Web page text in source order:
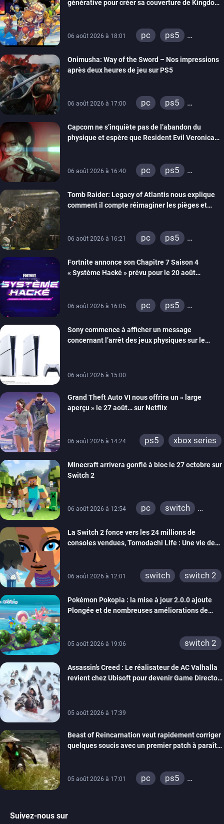
générative pour créer sa couverture de Kingdom
06 août 2026 à 18:01 pc
ps5
switch 2
Onimusha: Way of the Sword – Nos impressions
après deux heures de jeu sur PS5
06 août 2026 à 17:00 pc
ps5
switch 2
Capcom ne s’inquiète pas de l’abandon du
physique et espère que Resident Evil Veronica
06 août 2026 à 16:40 pc
ps5
switch 2
Tomb Raider: Legacy of Atlantis nous explique
comment il compte réimaginer les pièges et
06 août 2026 à 16:21 pc
ps5
switch 2
Fortnite annonce son Chapitre 7 Saison 4
« Système Hacké » prévu pour le 20 août
06 août 2026 à 16:05 pc
ps5
switch
ios
android
ps4
Sony commence à afficher un message
concernant l’arrêt des jeux physiques sur le
06 août 2026 à 15:00
Grand Theft Auto VI nous offrira un « large
aperçu » le 27 août… sur Netflix
06 août 2026 à 14:24 ps5 xbox series
Minecraft arrivera gonflé à bloc le 27 octobre sur
Switch 2
06 août 2026 à 12:54 pc
switch
xbox one
wiiu
3ds
ps3
switch 2
La Switch 2 fonce vers les 24 millions de
consoles vendues, Tomodachi Life : Une vie de
06 août 2026 à 12:01 switch switch 2
Pokémon Pokopia : la mise à jour 2.0.0 ajoute
Plongée et de nombreuses améliorations de
05 août 2026 à 19:06 switch 2
Assassin’s Creed : Le réalisateur de AC Valhalla
revient chez Ubisoft pour devenir Game Director
05 août 2026 à 17:39
Beast of Reincarnation veut rapidement corriger
quelques soucis avec un premier patch à paraître
05 août 2026 à 17:01 pc
ps5
Suivez-nous sur